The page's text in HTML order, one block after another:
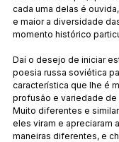
cada uma delas é
e maior a diversidade
momento histórico
Daí o desejo de iniciar
poesia russa soviética
característica que lhe é
profusão e variedade
Muito diferentes e
eles viram e apreciaram
maneiras diferentes, e